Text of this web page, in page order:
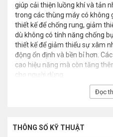
giúp cải thiện luồng khí và tản
trong các thùng máy có không
thiết kế để chống rung, giảm
dù không có tính năng chống
thiết kế để giảm thiểu sự xâm
động ổn định và bền bỉ hơn.
cao hiệu năng mà còn tăng
cho người dùng.
Đọc
THÔNG SỐ KỸ THUẬT